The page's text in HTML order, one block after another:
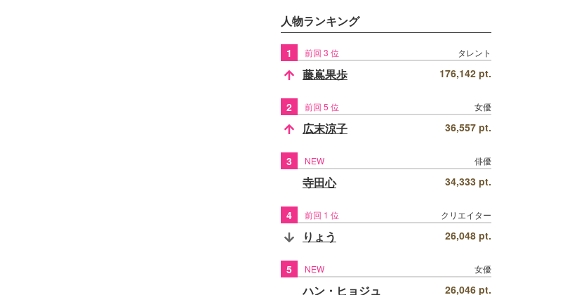
人物ランキング
1 前回 3 位 タレント
藤嶌果歩 176,142 pt.
2 前回 5 位 女優
広末涼子 36,557 pt.
3 NEW 俳優
寺田心 34,333 pt.
4 前回 1 位 クリエイター
りょう 26,048 pt.
5 NEW 女優
ハン・ヒョジュ 26,046 pt.